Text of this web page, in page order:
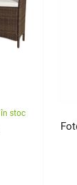
în stoc